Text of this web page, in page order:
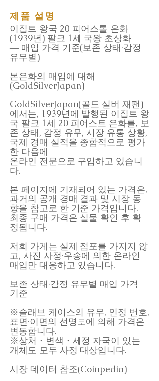
제품 설명
이집트 왕국 20 피어스톨 은화
(1939년) 팔크 1세 국왕 초상화
― 매입 가격 기준(보존 상태·감정
유무별)
본은화의 매입에 대해
(GoldSilverJapan)
GoldSilverJapan(골드 실버 재팬)
에서는, 1939년에 발행된 이집트 왕
국 팔크 1세 20 피어스트 은화를, 보
존 상태, 감정 유무, 시장 유통 상황,
국제 경매 실적을 종합적으로 평가
한 다음에
온라인 전문으로 구입하고 있습니
다.
본 페이지에 기재되어 있는 가격은,
과거의 공개 경매 결과 및 시장 동
향을 참고로 한 기준 가격입니다.
최종 구매 가격은 실물 확인 후 확
정됩니다.
저희 가게는 실제 점포를 가지지 않
고, 사진 사정·우송에 의한 온라인
매입만 대응하고 있습니다.
보존 상태·감정 유무별 매입 가격
기준
※슬래브 케이스의 유무, 인정 번호,
표면·이면의 선명도에 의해 가격은
변동합니다.
※상처・변색・세정 자국이 있는
개체도 모두 사정 대상입니다.
시장 데이터 참조(Coinpedia)